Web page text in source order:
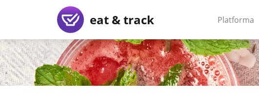
eat & track Platforma